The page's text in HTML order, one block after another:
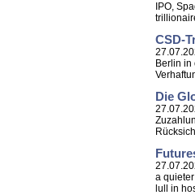
IPO,
CSD-
Berlin
Die
a
lull in